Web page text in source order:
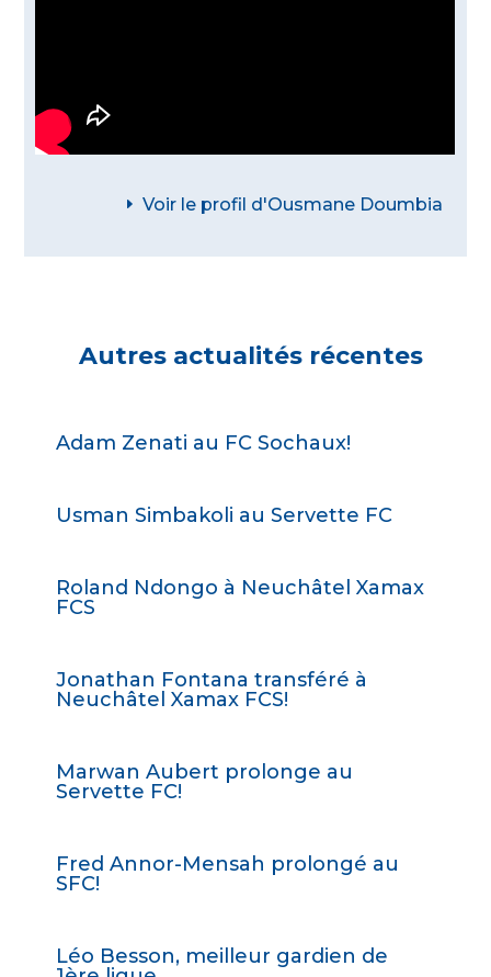
Voir le profil d'Ousmane Doumbia
Autres actualités récentes
Adam Zenati au FC Sochaux!
Usman Simbakoli au Servette FC
Roland Ndongo à Neuchâtel Xamax
FCS
Jonathan Fontana transféré à
Neuchâtel Xamax FCS!
Marwan Aubert prolonge au
Servette FC!
Fred Annor-Mensah prolongé au
SFC!
Léo Besson, meilleur gardien de